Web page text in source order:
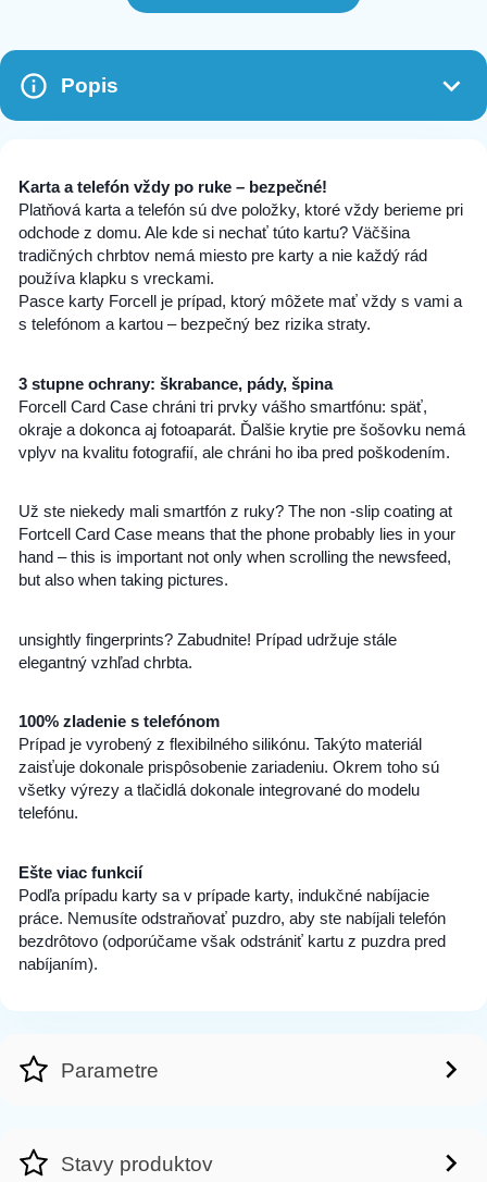
Popis
Karta a telefón vždy po ruke – bezpečné!
Platňová karta a telefón sú dve položky, ktoré vždy berieme pri
odchode z domu. Ale kde si nechať túto kartu? Väčšina
tradičných chrbtov nemá miesto pre karty a nie každý rád
používa klapku s vreckami.
Pasce karty Forcell je prípad, ktorý môžete mať vždy s vami a
s telefónom a kartou – bezpečný bez rizika straty.
3 stupne ochrany: škrabance, pády, špina
Forcell Card Case chráni tri prvky vášho smartfónu: späť,
okraje a dokonca aj fotoaparát. Ďalšie krytie pre šošovku nemá
vplyv na kvalitu fotografií, ale chráni ho iba pred poškodením.
Už ste niekedy mali smartfón z ruky? The non -slip coating at
Fortcell Card Case means that the phone probably lies in your
hand – this is important not only when scrolling the newsfeed,
but also when taking pictures.
unsightly fingerprints? Zabudnite! Prípad udržuje stále
elegantný vzhľad chrbta.
100% zladenie s telefónom
Prípad je vyrobený z flexibilného silikónu. Takýto materiál
zaisťuje dokonale prispôsobenie zariadeniu. Okrem toho sú
všetky výrezy a tlačidlá dokonale integrované do modelu
telefónu.
Ešte viac funkcií
Podľa prípadu karty sa v prípade karty, indukčné nabíjacie
práce. Nemusíte odstraňovať puzdro, aby ste nabíjali telefón
bezdrôtovo (odporúčame však odstrániť kartu z puzdra pred
nabíjaním).
Parametre
Stavy produktov